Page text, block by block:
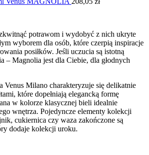
potrawom i wydobyć z nich ukryte
wyborem dla osób, które czerpią inspiracje
posiłków. Jeśli uczucia są istotną
– Magnolia jest dla Ciebie, dla głodnych
Venus Milano charakteryzuje się delikatnie
które dopełniają elegancką formę
w kolorze klasycznej bieli idealnie
wnętrza. Pojedyncze elementy kolekcji
cukiernica czy waza zakończone są
dodaje kolekcji uroku.